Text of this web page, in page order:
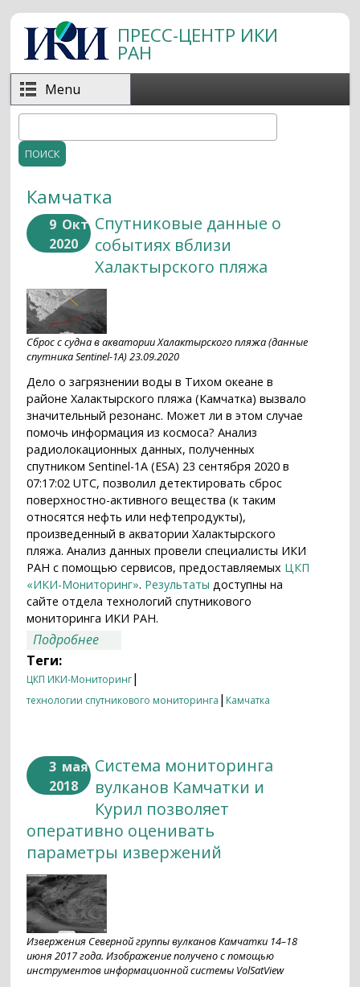
Перейти к основному содержанию
ПРЕСС-ЦЕНТР ИКИ
РАН
Menu
Форма поиска
Камчатка
9 Окт
2020
Спутниковые данные о
событиях вблизи
Халактырского пляжа
Сброс с судна в акватории Халактырского пляжа (данные
спутника Sentinel-1A) 23.09.2020
Дело о загрязнении воды в Тихом океане в
районе Халактырского пляжа (Камчатка) вызвало
значительный резонанс. Может ли в этом случае
помочь информация из космоса? Анализ
радиолокационных данных, полученных
спутником Sentinel-1A (ESA) 23 сентября 2020 в
07:17:02 UTC, позволил детектировать сброс
поверхностно-активного вещества (к таким
относятся нефть или нефтепродукты),
произведенный в акватории Халактырского
пляжа. Анализ данных провели специалисты ИКИ
РАН с помощью сервисов, предоставляемых ЦКП
«ИКИ-Мониторинг». Результаты доступны на
сайте отдела технологий спутникового
мониторинга ИКИ РАН.
Подробнее
Теги:
ЦКП ИКИ-Мониторинг|
технологии спутникового мониторинга | Камчатка
3 мая
2018
Система мониторинга
вулканов Камчатки и
Курил позволяет
оперативно оценивать
параметры извержений
Извержения Северной группы вулканов Камчатки 14–18
июня 2017 года. Изображение получено с помощью
инструментов информационной системы VolSatView